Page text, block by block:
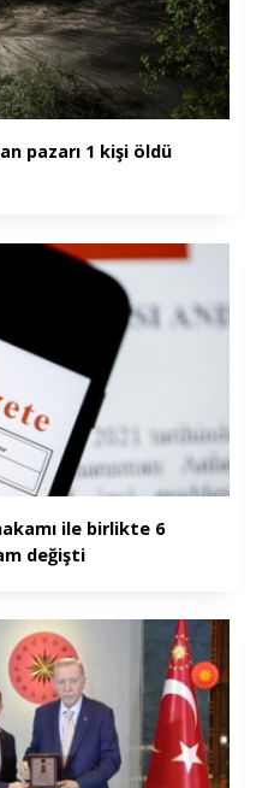
pazarı 1 kişi öldü
ile birlikte 6
değişti